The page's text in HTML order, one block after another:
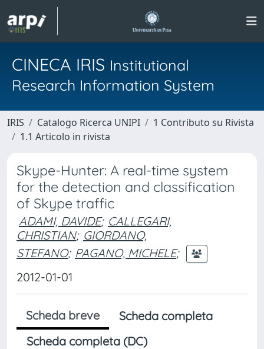
CINECA IRIS Institutional
Research Information System
IRIS Catalogo Ricerca UNIPI
1 Contributo su Rivista
1.1 Articolo in rivista
Skype-Hunter: A real-time system
for the detection and classification
of Skype traffic
ADAMI, DAVIDE; CALLEGARI,
CHRISTIAN; GIORDANO,
STEFANO; PAGANO, MICHELE;
2012-01-01
Scheda breve
Scheda completa
Scheda completa (DC)